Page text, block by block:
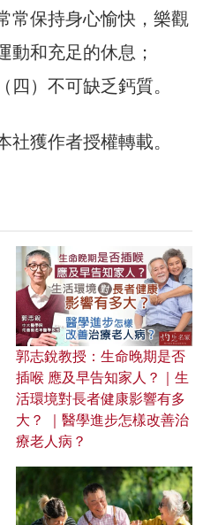
常保持身心愉快，樂觀
動和充足的休息；
四）不可缺乏鈣質。
社獲作者授權轉載。
郭志銳教授：生命晚期是否
插喉 應及早告知家人？｜生
活環境對長者健康影響有多
大？ ｜醫學進步怎樣改善治
療老人病？